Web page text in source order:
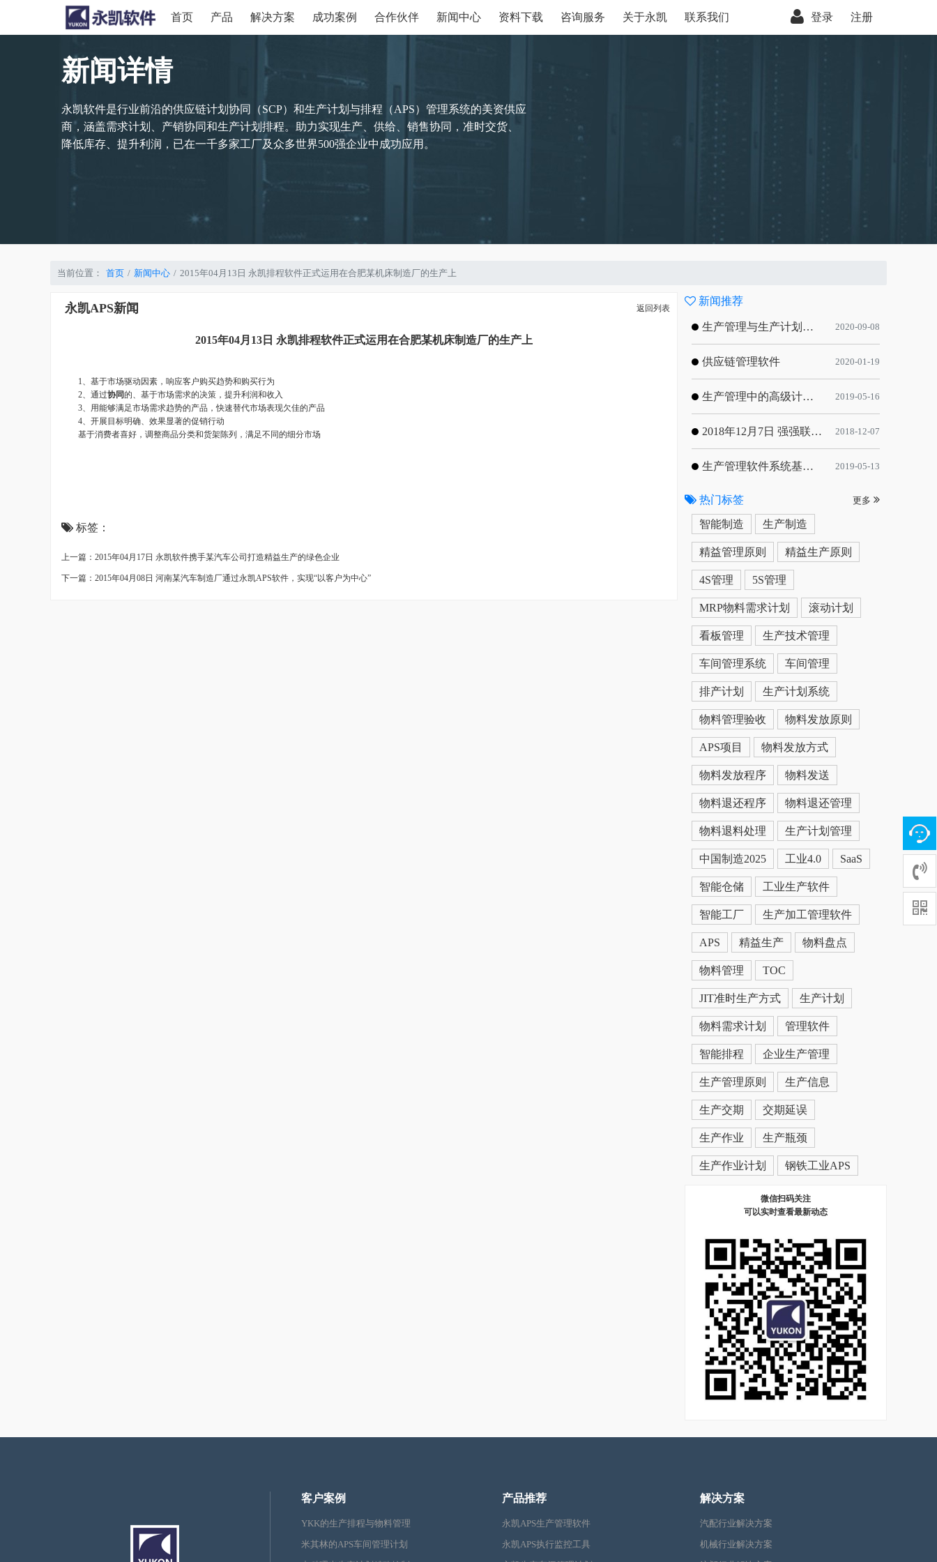
首页 产品 解决方案 成功案例 合作伙伴 新闻中心 资料下载 咨询服务 关于永凯 联系我们 登录 注册
新闻详情
永凯软件是行业前沿的供应链计划协同（SCP）和生产计划与排程（APS）管理系统的美资供应
商，涵盖需求计划、产销协同和生产计划排程。助力实现生产、供给、销售协同，准时交货、
降低库存、提升利润，已在一千多家工厂及众多世界500强企业中成功应用。
当前位置： 首页 新闻中心 2015年04月13日 永凯排程软件正式运用在合肥某机床制造厂的生产上
永凯APS新闻 返回列表
2015年04月13日 永凯排程软件正式运用在合肥某机床制造厂的生产上
1、基于市场驱动因素，响应客户购买趋势和购买行为
2、通过协同的、基于市场需求的决策，提升利润和收入
3、用能够满足市场需求趋势的产品，快速替代市场表现欠佳的产品
4、开展目标明确、效果显著的促销行动
基于消费者喜好，调整商品分类和货架陈列，满足不同的细分市场
标签：
上一篇：2015年04月17日 永凯软件携手某汽车公司打造精益生产的绿色企业
下一篇：2015年04月08日 河南某汽车制造厂通过永凯APS软件，实现“以客户为中心”
新闻推荐
生产管理与生产计划的目标 2020-09-08
供应链管理软件 2020-01-19
生产管理中的高级计划与排程优化 2019-05-16
2018年12月7日 强强联手，共同推进电子器件领域APS应用典范 风华高科生产自动化工业互联网应用项目-APS项目启动会 2018-12-07
生产管理软件系统基于信息化的解决方案 2019-05-13
热门标签 更多
智能制造 生产制造
精益管理原则 精益生产原则
4S管理 5S管理
MRP物料需求计划 滚动计划
看板管理 生产技术管理
车间管理系统 车间管理
排产计划 生产计划系统
物料管理验收 物料发放原则
APS项目 物料发放方式
物料发放程序 物料发送
物料退还程序 物料退还管理
物料退料处理 生产计划管理
中国制造2025 工业4.0 SaaS
智能仓储 工业生产软件
智能工厂 生产加工管理软件
APS 精益生产 物料盘点
物料管理 TOC
JIT准时生产方式 生产计划
物料需求计划 管理软件
智能排程 企业生产管理
生产管理原则 生产信息
生产交期 交期延误
生产作业 生产瓶颈
生产作业计划 钢铁工业APS
微信扫码关注
可以实时查看最新动态
客户案例
YKK的生产排程与物料管理
米其林的APS车间管理计划
产品推荐
永凯APS生产管理软件
永凯APS执行监控工具
解决方案
汽配行业解决方案
机械行业解决方案